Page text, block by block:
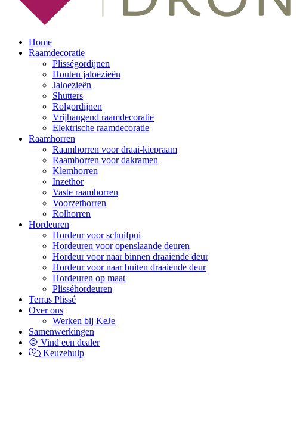
Home
Raamdecoratie
Plisségordijnen
Houten jaloezieën
Jaloezieën
Shutters
Rolgordijnen
Vrijhangend raamdecoratie
Elektrische raamdecoratie
Raamhorren
Raamhorren voor draai-kiepraam
Raamhorren voor dakramen
Klemhorren
Inzethor
Vaste raamhorren
Voorzethorren
Rolhorren
Hordeuren
Hordeur voor schuifpui
Hordeuren voor openslaande deuren
Hordeur voor naar binnen draaiende deur
Hordeur voor naar buiten draaiende deur
Hordeuren op maat
Plisséhordeuren
Terras Plissé
Over ons
Werken bij KeJe
Samenwerkingen
Vind een dealer
Keuzehulp